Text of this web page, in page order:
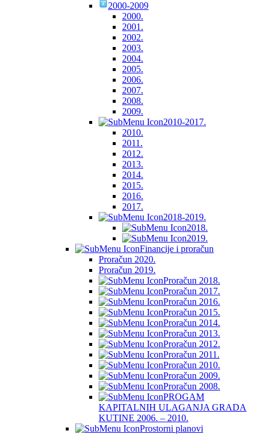
2000-2009
2000.
2001.
2002.
2003.
2004.
2005.
2006.
2007.
2008.
2009.
2010-2017.
2010.
2011.
2012.
2013.
2014.
2015.
2016.
2017.
2018-2019.
2018.
2019.
Financije i proračun
Proračun 2020.
Proračun 2019.
Proračun 2018.
Proračun 2017.
Proračun 2016.
Proračun 2015.
Proračun 2014.
Proračun 2013.
Proračun 2012.
Proračun 2011.
Proračun 2010.
Proračun 2009.
Proračun 2008.
PROGAM
KAPITALNIH ULAGANJA GRADA
KUTINE 2006. – 2010.
Prostorni planovi